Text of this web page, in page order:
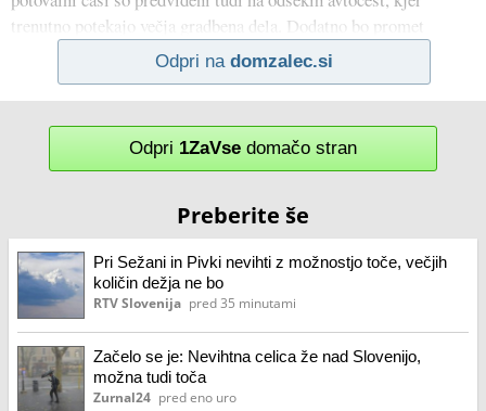
trenutno potekajo večja gradbena dela. Dodatno bo promet
Odpri na domzalec.si
Odpri 1ZaVse domačo stran
Preberite še
Pri Sežani in Pivki nevihti z možnostjo toče, večjih
količin dežja ne bo
RTV Slovenija pred 35 minutami
Začelo se je: Nevihtna celica že nad Slovenijo,
možna tudi toča
Zurnal24 pred eno uro